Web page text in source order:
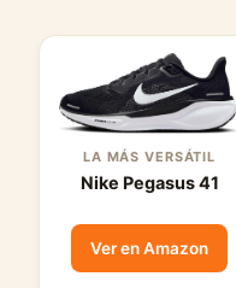
LA MÁS VERSÁTIL
Nike Pegasus 41
Ver en Amazon